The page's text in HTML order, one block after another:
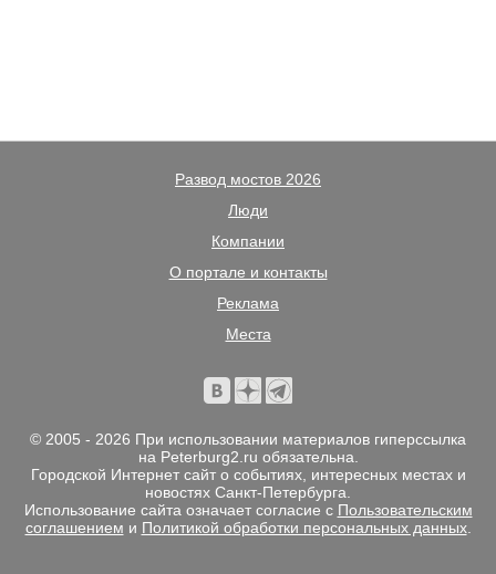
Развод мостов 2026
Люди
Компании
О портале и контакты
Реклама
Места
© 2005 - 2026 При использовании материалов гиперссылка
на Peterburg2.ru обязательна.
Городской Интернет сайт о событиях, интересных местах и
новостях Санкт-Петербурга.
Использование сайта означает согласие с Пользовательским
соглашением и Политикой обработки персональных данных.